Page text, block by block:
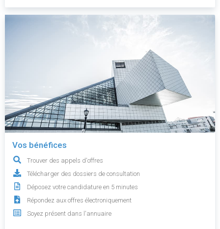
Vos bénéfices
Trouver des appels d'offres
Télécharger des dossiers de consultation
Déposez votre candidature en 5 minutes
Répondez aux offres électroniquement
Soyez présent dans l'annuaire